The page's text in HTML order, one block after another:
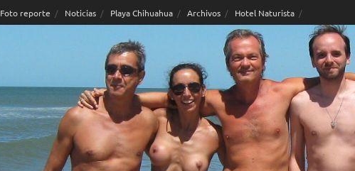
Foto reporte Noticias Playa Chihuahua Archivos Hotel Naturista